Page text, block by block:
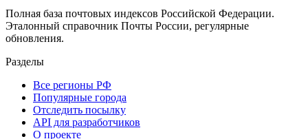
Полная база почтовых индексов Российской Федерации.
Эталонный справочник Почты России, регулярные
обновления.
Разделы
Все регионы РФ
Популярные города
Отследить посылку
API для разработчиков
О проекте